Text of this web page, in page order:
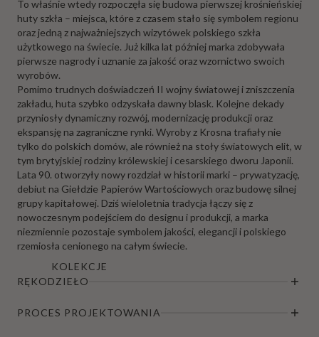
KOLEKCJE
To właśnie wtedy rozpoczęła się budowa pierwszej krośnieńskiej
huty szkła – miejsca, które z czasem stało się symbolem regionu
oraz jedną z najważniejszych wizytówek polskiego szkła
użytkowego na świecie. Już kilka lat później marka zdobywała
pierwsze nagrody i uznanie za jakość oraz wzornictwo swoich
wyrobów.
Pomimo trudnych doświadczeń II wojny światowej i zniszczenia
zakładu, huta szybko odzyskała dawny blask. Kolejne dekady
przyniosły dynamiczny rozwój, modernizację produkcji oraz
ekspansję na zagraniczne rynki. Wyroby z Krosna trafiały nie
tylko do polskich domów, ale również na stoły światowych elit, w
tym brytyjskiej rodziny królewskiej i cesarskiego dworu Japonii.
Lata 90. otworzyły nowy rozdział w historii marki – prywatyzację,
debiut na Giełdzie Papierów Wartościowych oraz budowę silnej
grupy kapitałowej. Dziś wieloletnia tradycja łączy się z
nowoczesnym podejściem do designu i produkcji, a marka
niezmiennie pozostaje symbolem jakości, elegancji i polskiego
rzemiosła cenionego na całym świecie.
RĘKODZIEŁO
PROCES PROJEKTOWANIA